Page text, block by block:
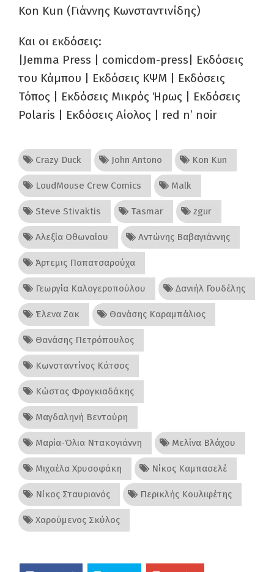
Kon Kun (Γιάννης Κωνσταντινίδης)
Και οι εκδόσεις:
|Jemma Press | comicdom-press| Εκδόσεις
του Κάμπου | Εκδόσεις ΚΨΜ | Εκδόσεις
Τόπος | Εκδόσεις Μικρός Ήρως | Εκδόσεις
Polaris | Εκδόσεις Αίολος | red n’ noir
Crazy Duck John Antono Kon Kun
LoudMouse Crew Comics Malk
Steve Stivaktis Tasmar zgur
Αλεξία Οθωναίου Αντώνης Βαβαγιάννης
Άρτεμις Παπατσαρούχα
Γεωργία Καλογεροπούλου Δανιήλ Γουδέλης
Έλενα Ζακ Θανάσης Καραμπάλιος
Θανάσης Πετρόπουλος
Κωνσταντίνος Κάτσος
Κώστας Φραγκιαδάκης
Μαγδαληνή Βεντούρη
Μαρία-Όλια Ντακογιάννη Μελίνα Βλάχου
Μιχαέλα Χρυσοφάκη Νίκος Καμπασελέ
Νίκος Σταυριανός Περικλής Κουλιφέτης
Χαρούμενος Σκύλος